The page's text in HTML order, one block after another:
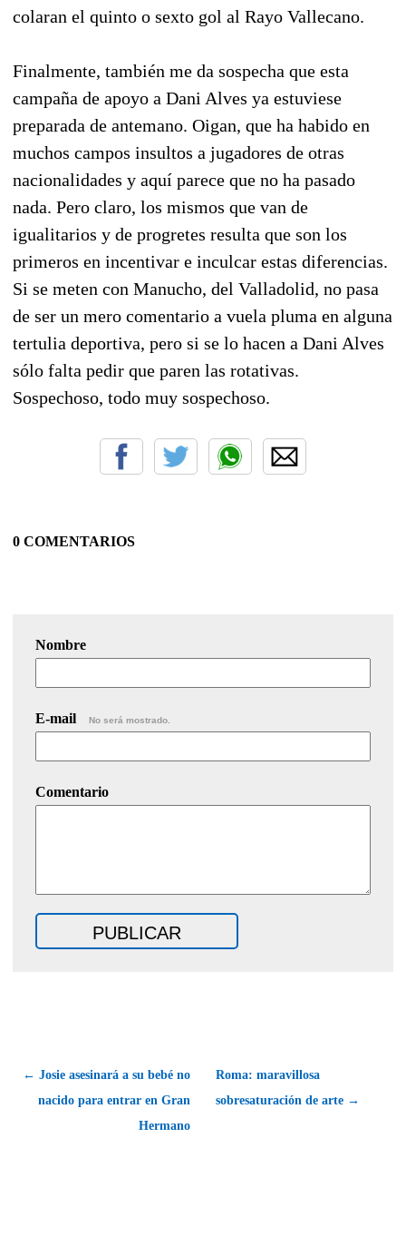
colaran el quinto o sexto gol al Rayo Vallecano.
Finalmente, también me da sospecha que esta
campaña de apoyo a Dani Alves ya estuviese
preparada de antemano. Oigan, que ha habido en
muchos campos insultos a jugadores de otras
nacionalidades y aquí parece que no ha pasado
nada. Pero claro, los mismos que van de
igualitarios y de progretes resulta que son los
primeros en incentivar e inculcar estas diferencias.
Si se meten con Manucho, del Valladolid, no pasa
de ser un mero comentario a vuela pluma en alguna
tertulia deportiva, pero si se lo hacen a Dani Alves
sólo falta pedir que paren las rotativas.
Sospechoso, todo muy sospechoso.
0 COMENTARIOS
Nombre
E-mail No será mostrado.
Comentario
← Josie asesinará a su bebé no
nacido para entrar en Gran
Hermano
Roma: maravillosa
sobresaturación de arte →